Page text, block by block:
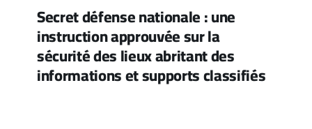
Secret défense nationale : une
instruction approuvée sur la
sécurité des lieux abritant des
informations et supports classifiés